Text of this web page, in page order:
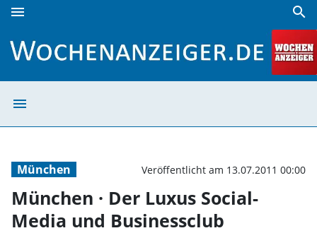
menu search
menu
München Veröffentlicht am 13.07.2011 00:00
München · Der Luxus Social-
Media und Businessclub